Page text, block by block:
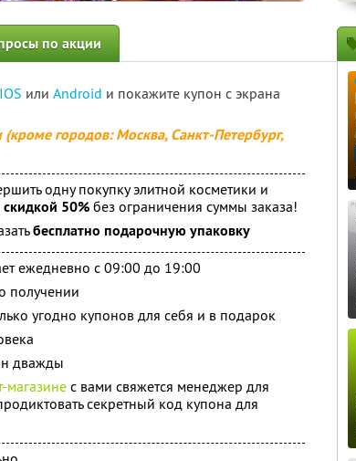
по акции
IOS или Android и покажите купон с экрана
(кроме городов: Москва, Санкт-Петербург,
одну покупку элитной косметики и
скидкой 50% без ограничения суммы заказа!
бесплатно подарочную упаковку
ежедневно с 09:00 до 19:00
получении
угодно купонов для себя и в подарок
дважды
магазине с вами свяжется менеджер для
секретный код купона для